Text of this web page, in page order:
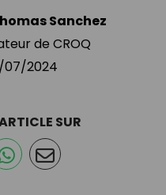
Sanchez
de CROQ
2024
SUR